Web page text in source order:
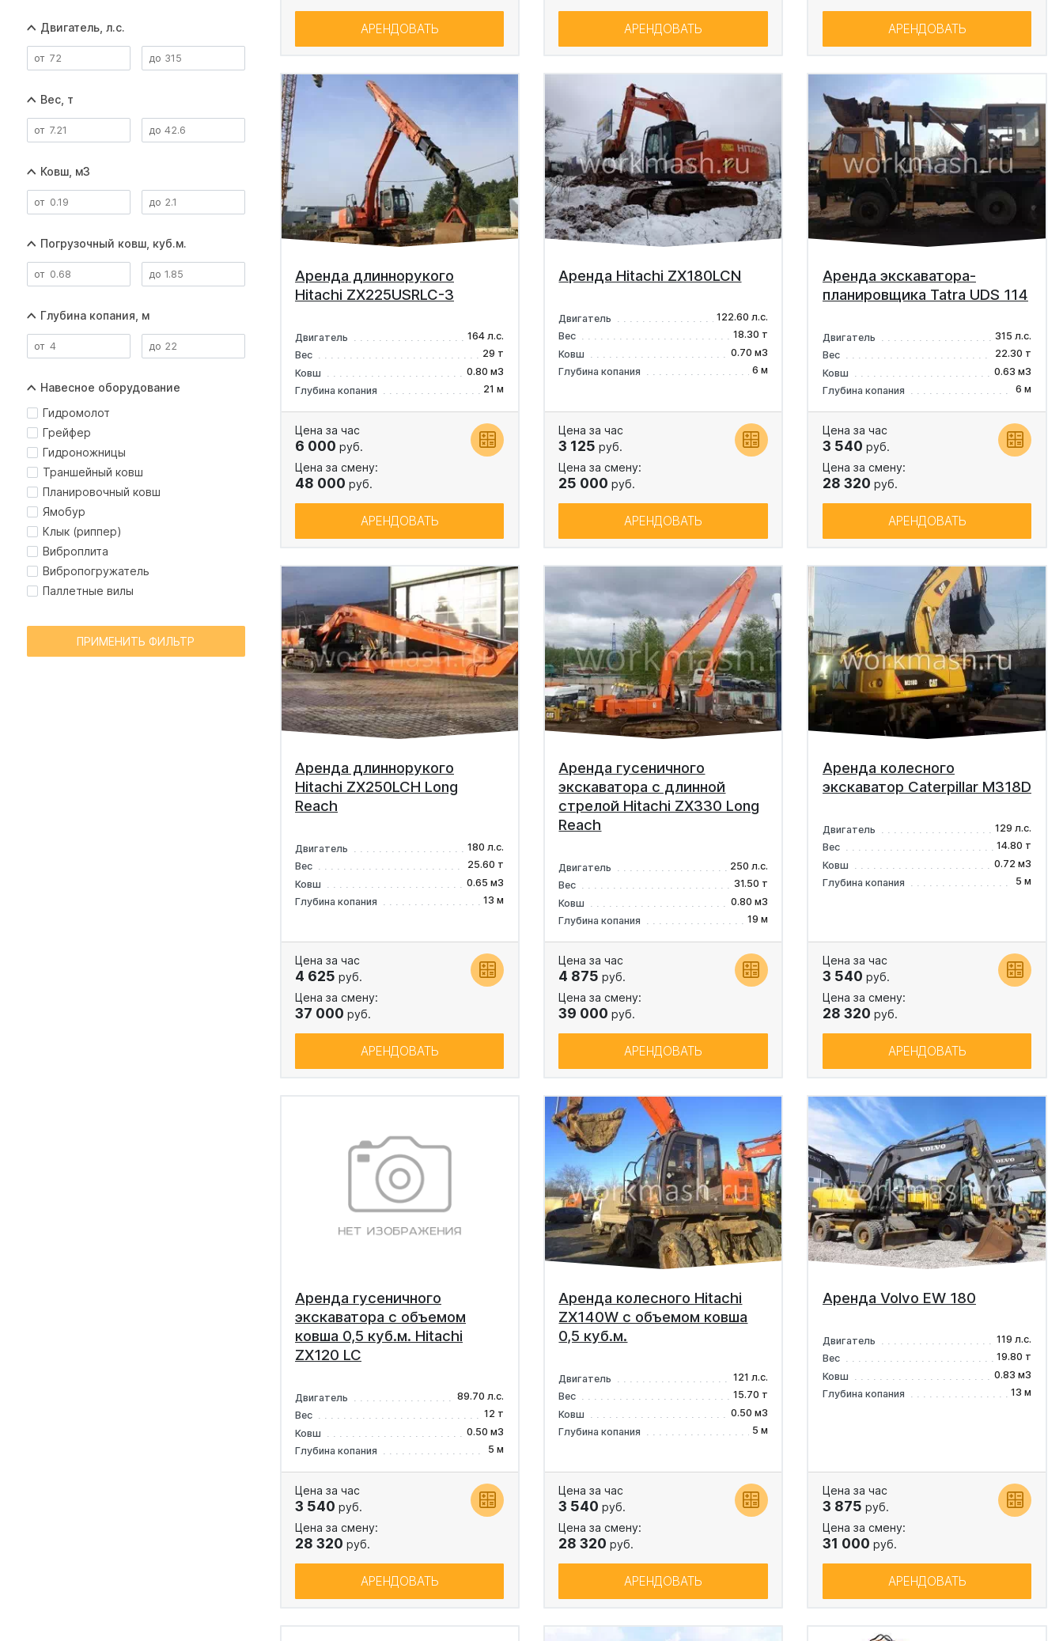
Двигатель, л.с.
Вес, т
Ковш, м3
Погрузочный ковш, куб.м.
Глубина копания, м
Навесное оборудование
Гидромолот
Грейфер
Гидроножницы
Траншейный ковш
Планировочный ковш
Ямобур
Клык (риппер)
Виброплита
Вибропогружатель
Паллетные вилы
ПРИМЕНИТЬ ФИЛЬТР
АРЕНДОВАТЬ АРЕНДОВАТЬ АРЕНДОВАТЬ
Аренда длиннорукого
Hitachi ZX225USRLC-3
Двигатель
164 л.с.
Вес
29 т
Ковш
0.80 м3
Глубина копания
21 м
Цена за час
6 000 руб.
Цена за смену:
48 000 руб.
АРЕНДОВАТЬ
Аренда Hitachi ZX180LCN
Двигатель
122.60 л.с.
Вес
18.30 т
Ковш
0.70 м3
Глубина копания
6 м
Цена за час
3 125 руб.
Цена за смену:
25 000 руб.
АРЕНДОВАТЬ
Аренда экскаватора-
планировщика Tatra UDS 114
Двигатель
315 л.с.
Вес
22.30 т
Ковш
0.63 м3
Глубина копания
6 м
Цена за час
3 540 руб.
Цена за смену:
28 320 руб.
АРЕНДОВАТЬ
Аренда длиннорукого
Hitachi ZX250LCH Long
Reach
Двигатель
180 л.с.
Вес
25.60 т
Ковш
0.65 м3
Глубина копания
13 м
Цена за час
4 625 руб.
Цена за смену:
37 000 руб.
АРЕНДОВАТЬ
Аренда гусеничного
экскаватора с длинной
стрелой Hitachi ZX330 Long
Reach
Двигатель
250 л.с.
Вес
31.50 т
Ковш
0.80 м3
Глубина копания
19 м
Цена за час
4 875 руб.
Цена за смену:
39 000 руб.
АРЕНДОВАТЬ
Аренда колесного
экскаватор Caterpillar M318D
Двигатель
129 л.с.
Вес
14.80 т
Ковш
0.72 м3
Глубина копания
5 м
Цена за час
3 540 руб.
Цена за смену:
28 320 руб.
АРЕНДОВАТЬ
Аренда гусеничного
экскаватора с объемом
ковша 0,5 куб.м. Hitachi
ZX120 LC
Двигатель
89.70 л.с.
Вес
12 т
Ковш
0.50 м3
Глубина копания
5 м
Цена за час
3 540 руб.
Цена за смену:
28 320 руб.
АРЕНДОВАТЬ
Аренда колесного Hitachi
ZX140W с объемом ковша
0,5 куб.м.
Двигатель
121 л.с.
Вес
15.70 т
Ковш
0.50 м3
Глубина копания
5 м
Цена за час
3 540 руб.
Цена за смену:
28 320 руб.
АРЕНДОВАТЬ
Аренда Volvo EW 180
Двигатель
119 л.с.
Вес
19.80 т
Ковш
0.83 м3
Глубина копания
13 м
Цена за час
3 875 руб.
Цена за смену:
31 000 руб.
АРЕНДОВАТЬ